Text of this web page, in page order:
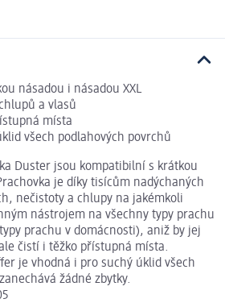
násadou i násadou XXL
a vlasů
místa
všech podlahových povrchů
Duster jsou kompatibilní s krátkou
je díky tisícům nadýchaných
nečistoty a chlupy na jakémkoli
nástrojem na všechny typy prachu
prachu v domácnosti), aniž by jej
čistí i těžko přístupná místa.
je vhodná i pro suchý úklid všech
žádné zbytky.